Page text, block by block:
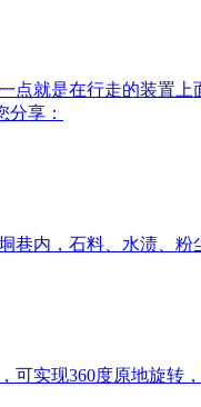
就是在行走的装置
享：
内，石料、水渍、粉
实现360度原地旋转